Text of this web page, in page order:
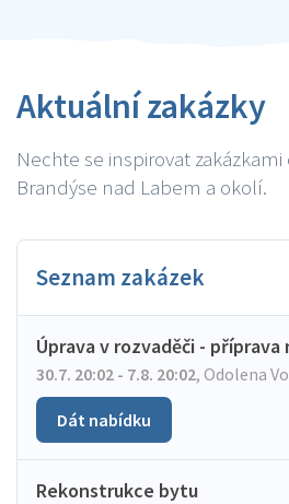
Aktuální zakázky
Nechte se inspirovat
Brandýse nad Labem a okolí.
Seznam zakázek
Úprava v rozvaděči - příprava
30.7. 20:02 - 7.8. 20:02, Odolena
Dát nabídku
Rekonstrukce bytu